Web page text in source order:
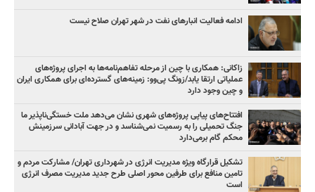
ادامه فعالیت انبارهای نفت در شهر تهران صلاح نیست
زاکانی: همکاری با چین از مرحله تفاهم‌نامه‌ها به اجرای پروژه‌های
عملیاتی ارتقا یابد/زونگ پی‌وو: زمینه‌های گسترده‌ای برای همکاری ایران
و چین وجود دارد
افتتاح‌های پیاپی پروژه‌های شهری نشان می‌دهد ملت خستگی‌ناپذیر ما
جنگ تحمیلی را به رسمیت نمی‌شناسد و در جهت آبادانی سرزمینش
محکم گام برمی‌دارد
تشکیل قرارگاه ویژه مدیریت انرژی در شهرداری تهران/ مشارکت مردم و
تامین منافع برای طرفین محور اصلی طرح جدید مدیریت مصرف انرژی
است